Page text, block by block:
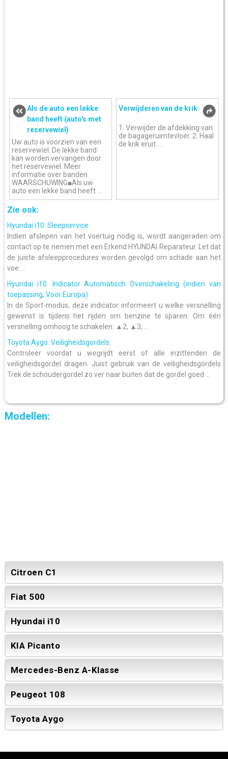
Als de auto een lekke
band heeft (auto's met
reservewiel)
Uw auto is voorzien van een
reservewiel. De lekke band
kan worden vervangen door
het reservewiel. Meer
informatie over banden
WAARSCHUWING■Als uw
auto een lekke band heeft ...
Verwijderen van de krik
1. Verwijder de afdekking van
de bagageruimtevloer. 2. Haal
de krik eruit. ...
Zie ook:
Hyundai i10. Sleepservice
Indien afslepen van het voertuig nodig is, wordt aangeraden om
contact op te nemen met een Erkend HYUNDAI Reparateur. Let dat
de juiste afsleepprocedures worden gevolgd om schade aan het
voe ...
Hyundai i10. Indicator Automatisch Overschakeling (indien van
toepassing, Voor Europa)
In de Sport-modus, deze indicator informeert u welke versnelling
gewenst is tijdens het rijden om benzine te sparen. Om één
versnelling omhoog te schakelen: ▲2, ▲3, ...
Toyota Aygo. Veiligheidsgordels
Controleer voordat u wegrijdt eerst of alle inzittenden de
veiligheidsgordel dragen. Juist gebruik van de veiligheidsgordels
Trek de schoudergordel zo ver naar buiten dat de gordel goed ...
Modellen:
Citroen C1
Fiat 500
Hyundai i10
KIA Picanto
Mercedes-Benz A-Klasse
Peugeot 108
Toyota Aygo